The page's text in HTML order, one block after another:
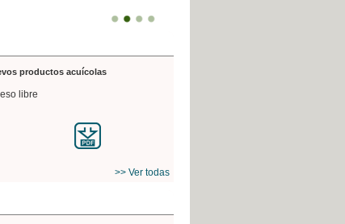
productos acuícolas
libre
>> Ver todas